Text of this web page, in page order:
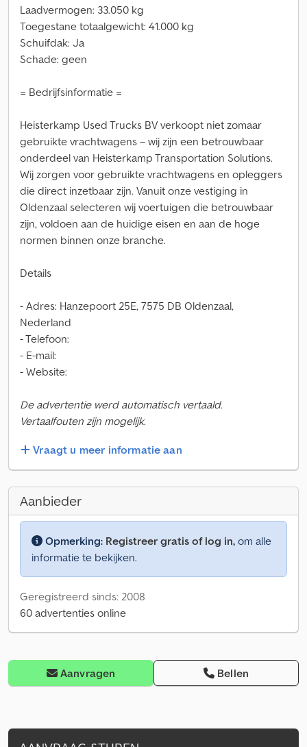
Laadvermogen: 33.050 kg
Toegestane totaalgewicht: 41.000 kg
Schuifdak: Ja
Schade: geen
= Bedrijfsinformatie =
Heisterkamp Used Trucks BV verkoopt niet zomaar
gebruikte vrachtwagens – wij zijn een betrouwbaar
onderdeel van Heisterkamp Transportation Solutions.
Wij zorgen voor gebruikte vrachtwagens en opleggers
die direct inzetbaar zijn. Vanuit onze vestiging in
Oldenzaal selecteren wij voertuigen die betrouwbaar
zijn, voldoen aan de huidige eisen en aan de hoge
normen binnen onze branche.
Details
- Adres: Hanzepoort 25E, 7575 DB Oldenzaal,
Nederland
- Telefoon:
- E-mail:
- Website:
De advertentie werd automatisch vertaald.
Vertaalfouten zijn mogelijk.
Vraagt u meer informatie aan
Aanbieder
Opmerking: Registreer gratis of log in, om alle
informatie te bekijken.
Geregistreerd sinds: 2008
60 advertenties online
Aanvragen Bellen